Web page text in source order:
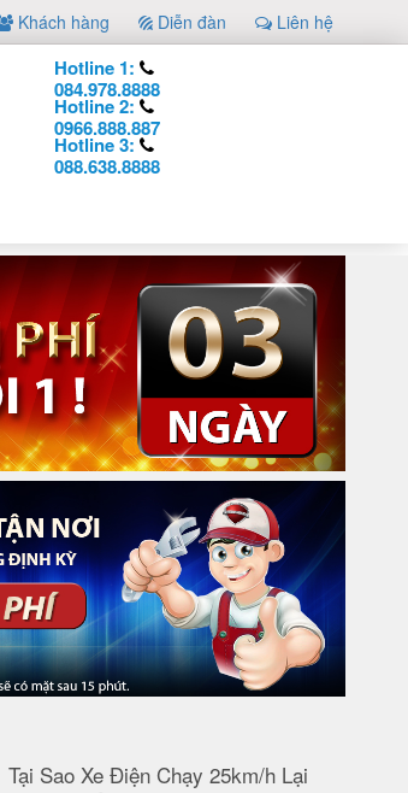
Liên hệ
Diễn đàn
Khách hàng
Hotline 1:
084.978.8888
Hotline 2:
0966.888.887
Hotline 3:
088.638.8888
Tại Sao Xe Điện Chạy 25km/h Lại